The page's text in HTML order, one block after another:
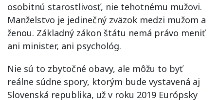
osobitnú starostlivosť, nie tehotnému mužovi.
Manželstvo je jedinečný zväzok medzi mužom a
ženou. Základný zákon štátu nemá právo meniť
ani minister, ani psychológ.
Nie sú to zbytočné obavy, ale môžu to byť
reálne súdne spory, ktorým bude vystavená aj
Slovenská republika, už v roku 2019 Európsky